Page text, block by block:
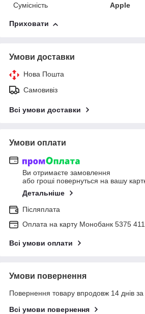
Сумісність
Apple
Приховати
Умови доставки
Нова Пошта
Самовивіз
Всі умови доставки
Умови оплати
Ви отримаєте замовлення
або гроші повернуться на вашу
Детальніше
Післяплата
Оплата на карту Монобанк 5375
Всі умови оплати
Умови повернення
Повернення товару впродовж 14 днів
Всі умови повернення